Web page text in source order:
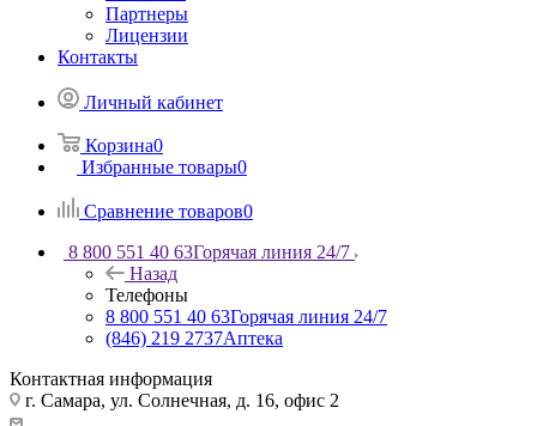
Партнеры
Лицензии
Контакты
Личный кабинет
Корзина0
Избранные товары0
Сравнение товаров0
8 800 551 40 63Горячая линия 24/7
Назад
Телефоны
8 800 551 40 63Горячая линия 24/7
(846) 219 2737Аптека
Контактная информация
г. Самара, ул. Солнечная, д. 16, офис 2